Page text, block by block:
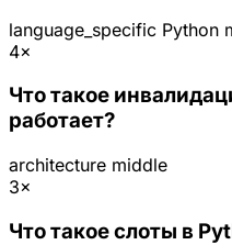
language_specific Python
4×
Что такое
работает?
architecture middle
3×
Что такое слоты в